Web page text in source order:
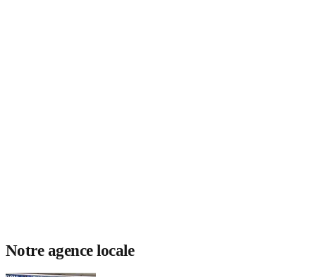
Notre agence locale